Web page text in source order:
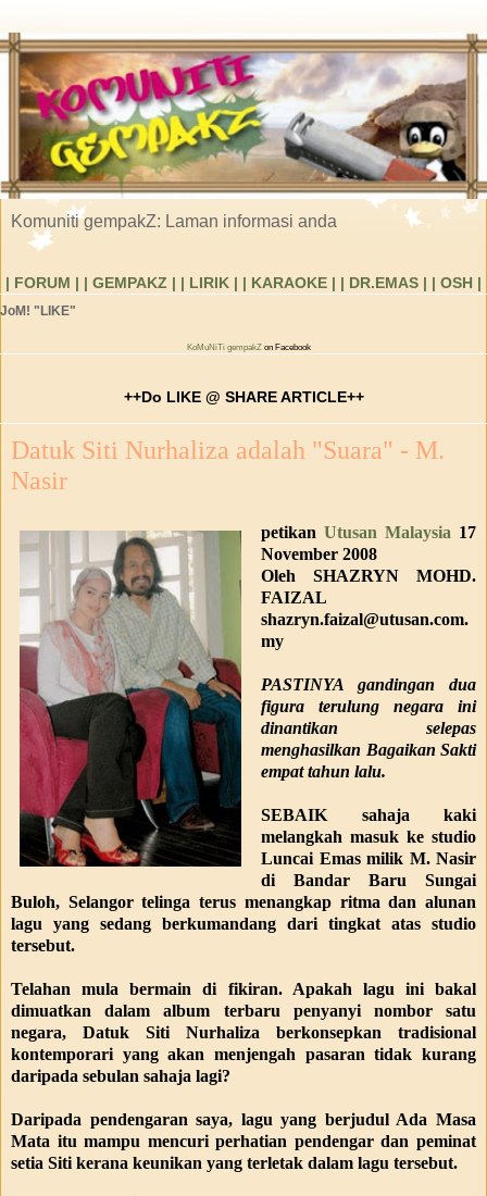
Komuniti gempakZ: Laman informasi anda
| FORUM | | GEMPAKZ | | LIRIK | | KARAOKE | | DR.EMAS | | OSH |
JoM! "LIKE"
KoMuNiTi gempakZ on Facebook
++Do LIKE @ SHARE ARTICLE++
Datuk Siti Nurhaliza adalah "Suara" - M.
Nasir
petikan Utusan Malaysia 17
November 2008
Oleh SHAZRYN MOHD.
FAIZAL
shazryn.faizal@utusan.com.
my
PASTINYA gandingan dua
figura terulung negara ini
dinantikan selepas
menghasilkan Bagaikan Sakti
empat tahun lalu.
SEBAIK sahaja kaki
melangkah masuk ke studio
Luncai Emas milik M. Nasir
di Bandar Baru Sungai
Buloh, Selangor telinga terus menangkap ritma dan alunan
lagu yang sedang berkumandang dari tingkat atas studio
tersebut.
Telahan mula bermain di fikiran. Apakah lagu ini bakal
dimuatkan dalam album terbaru penyanyi nombor satu
negara, Datuk Siti Nurhaliza berkonsepkan tradisional
kontemporari yang akan menjengah pasaran tidak kurang
daripada sebulan sahaja lagi?
Daripada pendengaran saya, lagu yang berjudul Ada Masa
Mata itu mampu mencuri perhatian pendengar dan peminat
setia Siti kerana keunikan yang terletak dalam lagu tersebut.